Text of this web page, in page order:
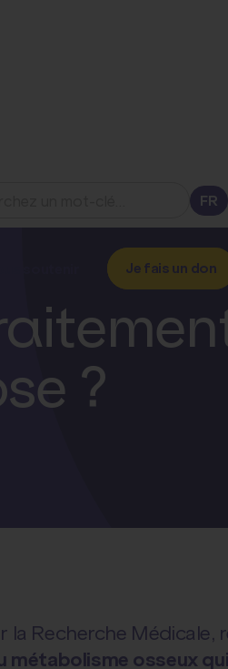
FR
Je fais un don
?
Recherche Médicale,
osseux qui